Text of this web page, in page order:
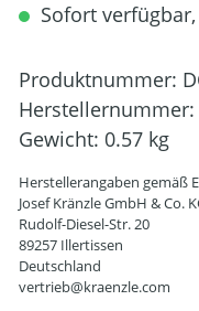
Sofort
Produktnummer:
Herstellernummer:
Gewicht: 0.57 kg
Herstellerangaben gemäß
Josef Kränzle GmbH & Co.
Rudolf-Diesel-Str. 20
89257 Illertissen
Deutschland
vertrieb@kraenzle.com